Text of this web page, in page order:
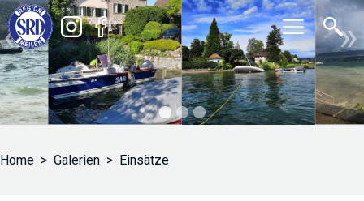
« »
Home Galerien Einsätze